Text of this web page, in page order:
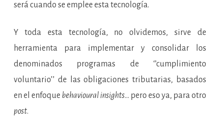
será cuando se emplee esta tecnología.
Y toda esta tecnología, no olvidemos, sirve de
herramienta para implementar y consolidar los
denominados programas de ‘’cumplimiento
voluntario’’ de las obligaciones tributarias, basados
en el enfoque behavioural insights… pero eso ya, para otro
post.